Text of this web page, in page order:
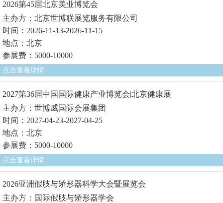
2026第45届北京美业博览会
主办方：北京世博联展览服务有限公司
时间：2026-11-13-2026-11-15
地点：北京
参展费：5000-10000
点击查看详情
2027第36届中国国际健康产业博览会|北京健康展
主办方：世博威国际会展集团
时间：2027-04-23-2027-04-25
地点：北京
参展费：5000-10000
点击查看详情
2026亚洲假肢与矫形器科学大会暨展览会
主办方：国际假肢与矫形器学会